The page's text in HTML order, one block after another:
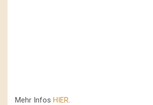
Mehr Infos HIER.